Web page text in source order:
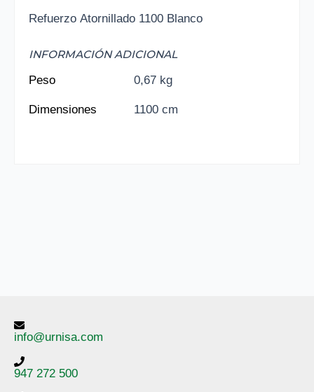
Refuerzo Atornillado 1100 Blanco
INFORMACIÓN ADICIONAL
Peso
0,67 kg
Dimensiones 1100 cm
info@urnisa.com
947 272 500